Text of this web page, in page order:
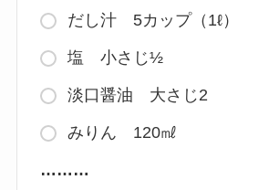
だし汁 5カップ（1ℓ）
塩 小さじ½
淡口醤油 大さじ2
みりん 120㎖
………